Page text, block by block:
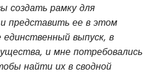
создать рамку для
представить ее в этом
единственный выпуск, в
и мне потребовались
найти их в сводной